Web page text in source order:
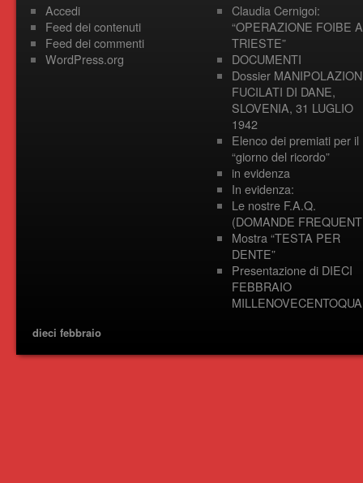
Accedi
Feed dei contenuti
Feed dei commenti
WordPress.org
Claudia Cernigoi:
“OPERAZIONE FOIBE A
TRIESTE”
DOCUMENTI
Dossier
FUCILATI DI DANE,
SLOVENIA, 31 LUGLIO
1942
Elenco dei premiati per il
“giorno del ricordo”
in evidenza
In evidenza:
Le nostre F.A.Q.
(DOMANDE
Mostra “TESTA PER
DENTE”
Presentazione di DIECI
FEBBRAIO
dieci febbraio